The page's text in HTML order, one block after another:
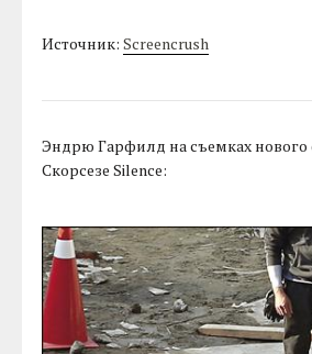
Источник:Screencrush
Эндрю Гарфилд на съемках
Скорсезе Silence: